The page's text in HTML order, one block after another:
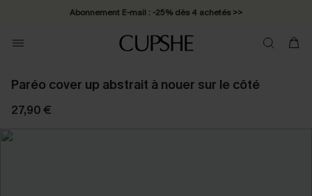
Abonnement E-mail : -25% dès 4 achetés >>
Paréo cover up abstrait à nouer sur le côté
27,90 €